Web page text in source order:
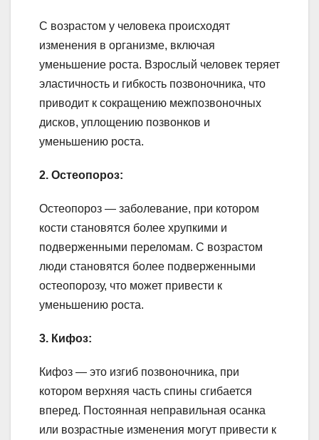
С возрастом у человека происходят
изменения в организме, включая
уменьшение роста. Взрослый человек теряет
эластичность и гибкость позвоночника, что
приводит к сокращению межпозвоночных
дисков, уплощению позвонков и
уменьшению роста.
2. Остеопороз:
Остеопороз — заболевание, при котором
кости становятся более хрупкими и
подверженными переломам. С возрастом
люди становятся более подверженными
остеопорозу, что может привести к
уменьшению роста.
3. Кифоз:
Кифоз — это изгиб позвоночника, при
котором верхняя часть спины сгибается
вперед. Постоянная неправильная осанка
или возрастные изменения могут привести к